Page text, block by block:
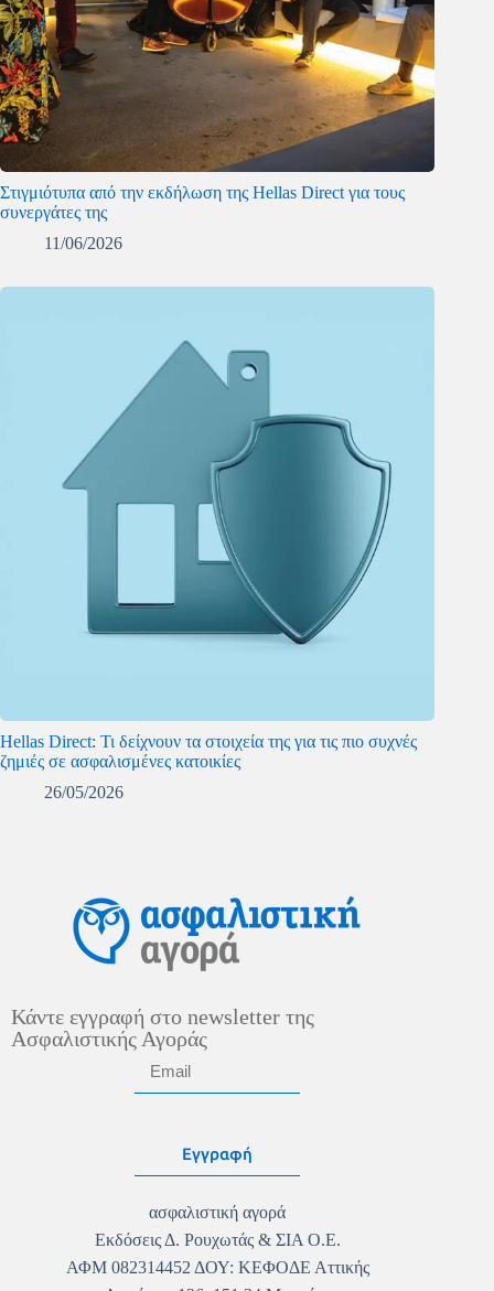
Στιγμιότυπα από την εκδήλωση της Hellas Direct για τους
συνεργάτες της
11/06/2026
Hellas Direct: Τι δείχνουν τα στοιχεία της για τις πιο συχνές
ζημιές σε ασφαλισμένες κατοικίες
26/05/2026
Κάντε εγγραφή στο newsletter της
Ασφαλιστικής Αγοράς
Εγγραφή
ασφαλιστική αγορά
Εκδόσεις Δ. Ρουχωτάς & ΣΙΑ Ο.Ε.
ΑΦΜ 082314452 ΔΟΥ: ΚΕΦΟΔΕ Αττικής